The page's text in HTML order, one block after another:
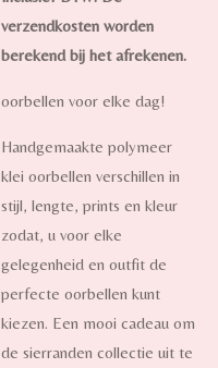
verzendkosten worden
berekend bij het afrekenen.
oorbellen voor elke dag!
Handgemaakte polymeer
klei oorbellen verschillen in
stijl, lengte, prints en kleur
zodat, u voor elke
gelegenheid en outfit de
perfecte oorbellen kunt
kiezen. Een mooi cadeau om
de sierranden collectie uit te